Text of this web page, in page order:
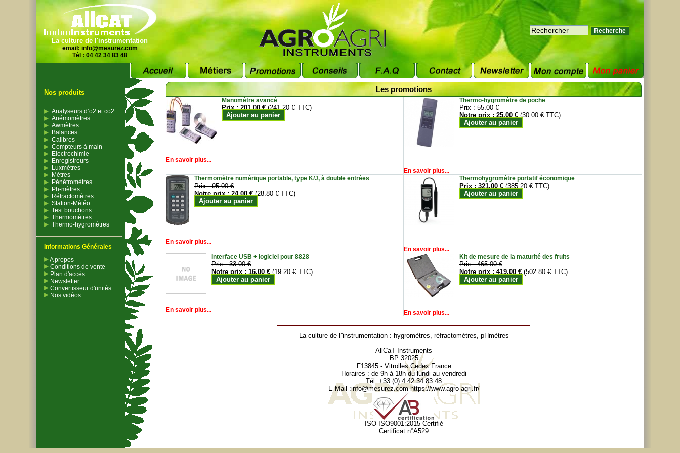
La culture de l'instrumentation
email: info@mesurez.com
Tél : 04 42 34 83 48
Nos produits
Analyseurs d’o2 et co2
Anémomètres
Awmètres
Balances
Calibres
Compteurs à main
Electrochimie
Enregistreurs
Luxmètres
Mètres
Pénétromètres
Ph-mètres
Réfractomètres
Station-Météo
Test bouchons
Thermomètres
Thermo-hygromètres
Informations Générales
A propos
Conditions de vente
Plan d'accès
Newsletter
Convertisseur d'unités
Nos vidéos
Les promotions
Manomètre avancé
Prix :201.00 € (241.20 € TTC)
Ajouter au panier
En savoir plus...
Thermo-hygromètre de poche
Prix :55.00 €
Notre prix :25.00 € (30.00 € TTC)
Ajouter au panier
En savoir plus...
Thermomètre numérique portable, type K/J, à double entrées
Prix :95.00 €
Notre prix :24.00 € (28.80 € TTC)
Ajouter au panier
En savoir plus...
Thermohygromètre portatif économique
Prix :321.00 € (385.20 € TTC)
Ajouter au panier
En savoir plus...
Interface USB + logiciel pour 8828
Prix :33.00 €
Notre prix :16.00 € (19.20 € TTC)
Ajouter au panier
En savoir plus...
Kit de mesure de la maturité des fruits
Prix :465.00 €
Notre prix :419.00 € (502.80 € TTC)
Ajouter au panier
En savoir plus...
La culture de l''instrumentation : hygromètres, réfractomètres, pHmètres
AllCaT Instruments
BP 32025
F13845 - Vitrolles Cedex France
Horaires : de 9h à 18h du lundi au vendredi
Tél :+33 (0) 4 42 34 83 48
E-Mail :info@mesurez.com https://www.agro-agri.fr/
ISO ISO9001:2015 Certifié
Certificat n°A529